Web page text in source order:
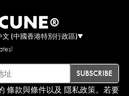
文 (中國香港特別行政區)
SUBSCRIBE
條款與條件以及 隱私政策。若要